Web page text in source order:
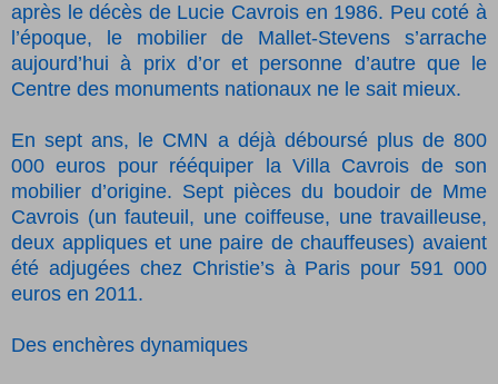
après le décès de Lucie Cavrois en 1986. Peu coté à
l’époque, le mobilier de Mallet-Stevens s’arrache
aujourd’hui à prix d’or et personne d’autre que le
Centre des monuments nationaux ne le sait mieux.
En sept ans, le CMN a déjà déboursé plus de 800
000 euros pour rééquiper la Villa Cavrois de son
mobilier d’origine. Sept pièces du boudoir de Mme
Cavrois (un fauteuil, une coiffeuse, une travailleuse,
deux appliques et une paire de chauffeuses) avaient
été adjugées chez Christie’s à Paris pour 591 000
euros en 2011.
Des enchères dynamiques